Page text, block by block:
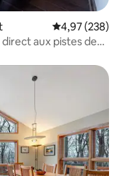
Évaluation
4,97 (238)
aux pistes de